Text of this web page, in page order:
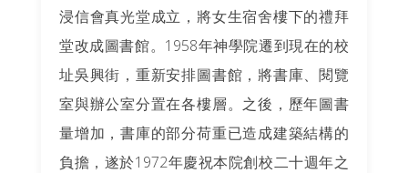
浸信會真光堂成立，將女生宿舍樓下的禮拜
堂改成圖書館。1958年神學院遷到現在的校
址吳興街，重新安排圖書館，將書庫、閱覽
室與辦公室分置在各樓層。之後，歷年圖書
量增加，書庫的部分荷重已造成建築結構的
負擔，遂於1972年慶祝本院創校二十週年之